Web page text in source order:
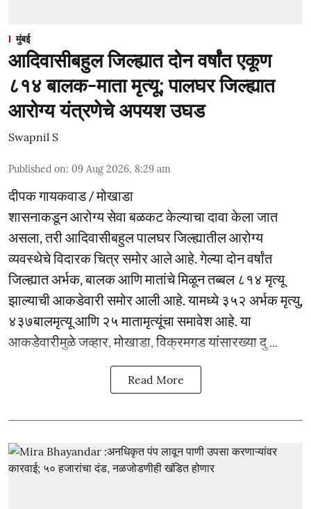
मुंबई
आदिवासीबहुल जिल्ह्यात दोन वर्षांत एकूण
८१४ बालक-माता मृत्यू; पालघर जिल्ह्यात
आरोग्य यंत्रणेचे अपयश उघड
Swapnil S
Published on: 09 Aug 2026, 8:29 am
दीपक गायकवाड / मोखाडा
शासनाकडून आरोग्य सेवा बळकट केल्याचा दावा केला जात
असला, तरी आदिवासीबहुल पालघर जिल्ह्यातील आरोग्य
व्यवस्थेचे विदारक चित्र समोर आले आहे. गेल्या दोन वर्षांत
जिल्ह्यात अर्भक, बालक आणि मातांचे मिळून तब्बल ८१४ मृत्यू
झाल्याची आकडेवारी समोर आली आहे. यामध्ये ३५२ अर्भक मृत्यु,
४३७बालमृत्यू आणि २५ मातामृत्यूंचा समावेश आहे. या
आकडेवारीमुळे जव्हार, मोखाडा, विक्रमगड यांसारख्या दु ...
Read More